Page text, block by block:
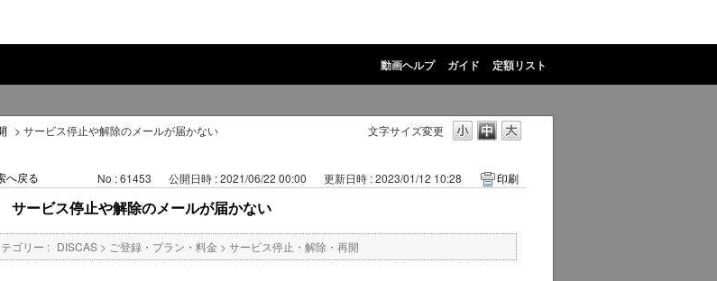
動画ヘルプ ガイド 定額リスト
文字サイズ変更
> サービス停止や解除のメールが届かない
へ戻る No : 61453 公開日時 : 2021/06/22 00:00 更新日時 : 2023/01/12 10:28 印刷
サービス停止や解除のメールが届かない
ゴリー : DISCAS > ご登録・プラン・料金 > サービス停止・解除・再開